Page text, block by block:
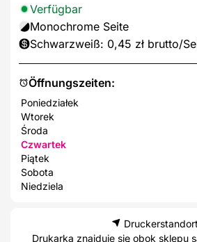
Öffnungszeiten:
Poniedziałek
Wtorek
Środa
Czwartek
Piątek
Sobota
Niedziela
Verfügbar
Monochrome Seite
Schwarzweiß: 0,45 zł brutto/
Drukarka znajduje się obok sklepu